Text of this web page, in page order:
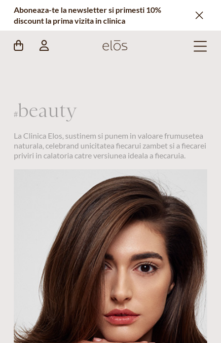
Aboneaza-te la newsletter si primesti 10%
discount la prima vizita in clinica
#beauty
La Clinica Elos, sustinem si punem in valoare frumusetea
naturala, celebrand unicitatea fiecarui zambet si a fiecarei
priviri in calatoria catre versiunea ideala a fiecaruia.